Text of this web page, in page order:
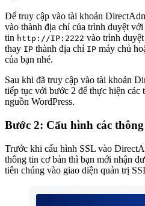
Để truy cập vào tài khoản
vào thành địa chỉ của trình duyệt
tin http://IP:2222 vào trình duyệt
thay IP thành địa chỉ IP máy chủ
của bạn nhé.
Sau khi đã truy cập vào tài khoản
tiếp tục với bước 2 để thực hiện các
nguồn WordPress.
Bước 2: Cấu hình các
Trước khi cấu hình SSL vào
thông tin cơ bản thì bạn mới nhận
tiên chúng vào giao diện quản trị